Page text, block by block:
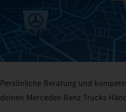
Persönliche Beratung und
deinen Mercedes‑Benz Trucks